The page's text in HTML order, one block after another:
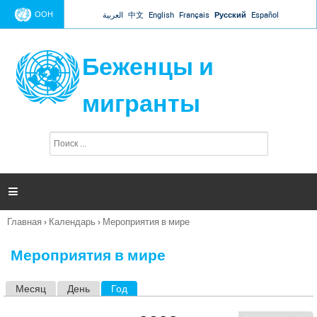
Jump to navigation
ООН العربية 中文 English Français Русский Español
Беженцы и
мигранты
п
и

Вы
Главная › Календарь › Мероприятия в мире
Мероприятия в мире
Месяц День Год